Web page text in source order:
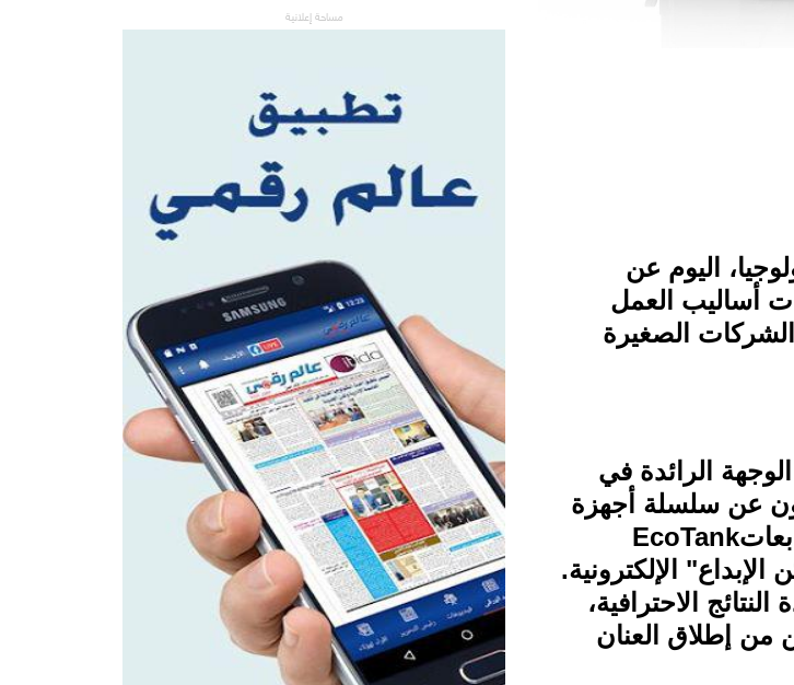
اليوم عن
أساليب العمل
الشركات الصغيرة
الرائدة في
عن سلسلة أجهزة
EcoTank
الإلكترونية.
الاحترافية،
من إطلاق العنان
مساحة إعلانية